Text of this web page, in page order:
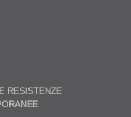
RESISTENZE